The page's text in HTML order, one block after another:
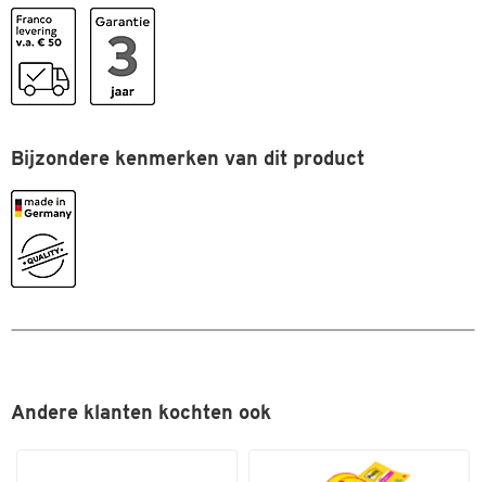
Afmetingen
Breedte (mm)
Bijzondere kenmerken van dit product
Andere klanten kochten ook